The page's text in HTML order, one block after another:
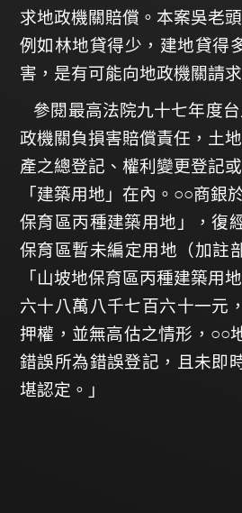
求地政機關賠償。本案吳老
例如林地貸得少，建地貸得
害，是有可能向地政機關請
參閱最高法院九十七年度
政機關負損害賠償責任，土
產之總登記、權利變更登記
「建築用地」在內。○○商
保育區丙種建築用地」，復
保育區暫未編定用地（加註
「山坡地保育區丙種建築用
六十八萬八千七百六十一元
押權，並無高估之情形，○○
錯誤所為錯誤登記，且未即
堪認定。」